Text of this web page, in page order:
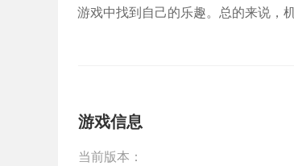
游戏中找到自己的乐趣。总的来说，
游戏信息
当前版本：